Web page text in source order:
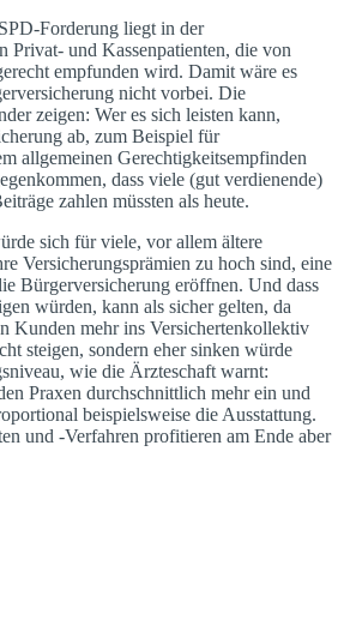
Forderung liegt in der
Privat- und Kassenpatienten, die von
empfunden wird. Damit wäre es
nicht vorbei. Die
zeigen: Wer es sich leisten kann,
ab, zum Beispiel für
allgemeinen Gerechtigkeitsempfinden
dass viele (gut verdienende)
zahlen müssten als heute.
sich für viele, vor allem ältere
Versicherungsprämien zu hoch sind, eine
Bürgerversicherung eröffnen. Und dass
würden, kann als sicher gelten, da
Kunden mehr ins Versichertenkollektiv
steigen, sondern eher sinken würde
wie die Ärzteschaft warnt:
Praxen durchschnittlich mehr ein und
beispielsweise die Ausstattung.
und -Verfahren profitieren am Ende aber